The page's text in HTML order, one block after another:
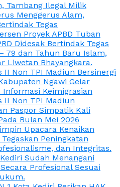
Tambang Ilegal Milik
Menggerus Alam,
Tegas
Proyek APBD Tuban
Didesak Bertindak Tegas
79 dan Tahun Baru Islam,
Liwetan Bhayangkara.
II Non TPI Madiun Bersinergi
Ngawi Gelar
Informasi Keimigrasian
II Non TPI Madiun
Paspor Simpatik Kali
Bulan Mei 2026
Upacara Kenaikan
Peningkatan
dan Integritas.
Sudah Menangani
Profesional Sesuai